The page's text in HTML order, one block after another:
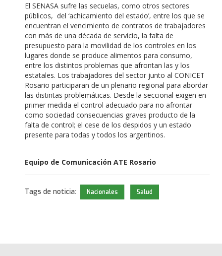
El SENASA sufre las secuelas, como otros sectores
públicos, del ‘achicamiento del estado’, entre los que se
encuentran el vencimiento de contratos de trabajadores
con más de una década de servicio, la falta de
presupuesto para la movilidad de los controles en los
lugares donde se produce alimentos para consumo,
entre los distintos problemas que afrontan las y los
estatales. Los trabajadores del sector junto al CONICET
Rosario participaran de un plenario regional para abordar
las distintas problemáticas. Desde la seccional exigen en
primer medida el control adecuado para no afrontar
como sociedad consecuencias graves producto de la
falta de control; el cese de los despidos y un estado
presente para todas y todos los argentinos.
Equipo de Comunicación ATE Rosario
Tags de noticia: Nacionales Salud